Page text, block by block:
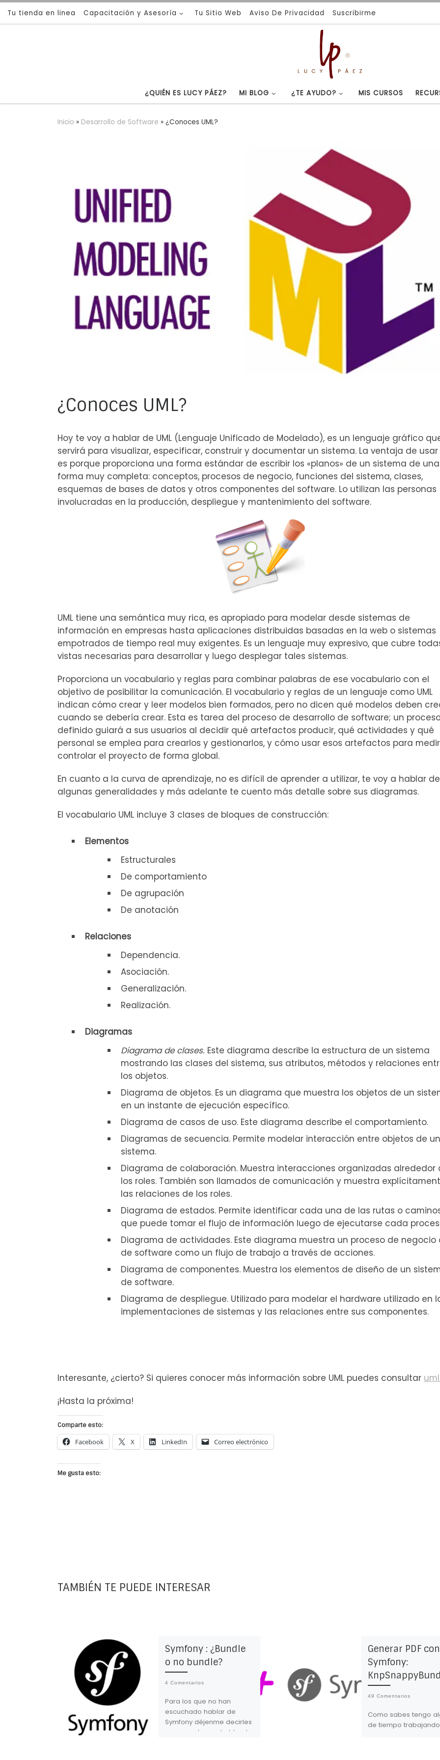
Saltar al contenido
Tu tienda en linea Capacitación y Asesoría Tu Sitio Web Aviso De Privacidad Suscribirme
¿QUIÉN ES LUCY PÁEZ? MI BLOG ¿TE AYUDO? MIS CURSOS
Inicio » Desarrollo de Software » ¿Conoces UML?
¿Conoces UML?
Hoy te voy a hablar de UML (Lenguaje Unificado de Modelado), es un lenguaje gráfico
servirá para visualizar, especificar, construir y documentar un sistema. La ventaja de usar
es porque proporciona una forma estándar de escribir los «planos» de un sistema de una
forma muy completa: conceptos, procesos de negocio, funciones del sistema, clases,
esquemas de bases de datos y otros componentes del software. Lo utilizan las personas
involucradas en la producción, despliegue y mantenimiento del software.
UML tiene una semántica muy rica, es apropiado para modelar desde sistemas de
información en empresas hasta aplicaciones distribuidas basadas en la web o sistemas
empotrados de tiempo real muy exigentes. Es un lenguaje muy expresivo, que cubre
vistas necesarias para desarrollar y luego desplegar tales sistemas.
Proporciona un vocabulario y reglas para combinar palabras de ese vocabulario con el
objetivo de posibilitar la comunicación. El vocabulario y reglas de un lenguaje como UML
indican cómo crear y leer modelos bien formados, pero no dicen qué modelos deben
cuando se debería crear. Esta es tarea del proceso de desarrollo de software; un
definido guiará a sus usuarios al decidir qué artefactos producir, qué actividades y qué
personal se emplea para crearlos y gestionarlos, y cómo usar esos artefactos para
controlar el proyecto de forma global.
En cuanto a la curva de aprendizaje, no es difícil de aprender a utilizar, te voy a hablar de
algunas generalidades y más adelante te cuento más detalle sobre sus diagramas.
El vocabulario UML incluye 3 clases de bloques de construcción:
Elementos
Estructurales
De comportamiento
De agrupación
De anotación
Relaciones
Dependencia.
Asociación.
Generalización.
Realización.
Diagramas
Diagrama de clases. Este diagrama describe la estructura de un sistema
mostrando las clases del sistema, sus atributos, métodos y relaciones
los objetos.
Diagrama de objetos. Es un diagrama que muestra los objetos de un
en un instante de ejecución específico.
Diagrama de casos de uso. Este diagrama describe el comportamiento.
Diagramas de secuencia. Permite modelar interacción entre objetos de un
sistema.
Diagrama de colaboración. Muestra interacciones organizadas alrededor
los roles. También son llamados de comunicación y muestra
las relaciones de los roles.
Diagrama de estados. Permite identificar cada una de las rutas o
que puede tomar el flujo de información luego de ejecutarse cada
Diagrama de actividades. Este diagrama muestra un proceso de negocio
de software como un flujo de trabajo a través de acciones.
Diagrama de componentes. Muestra los elementos de diseño de un
de software.
Diagrama de despliegue. Utilizado para modelar el hardware utilizado en
implementaciones de sistemas y las relaciones entre sus componentes.
Interesante, ¿cierto? Si quieres conocer más información sobre UML puedes consultar
¡Hasta la próxima!
Comparte esto:
Facebook X LinkedIn Correo electrónico
Me gusta esto:
TAMBIÉN TE PUEDE INTERESAR
Symfony : ¿Bundle
o no bundle?
4 Comentarios
Para los que no han
escuchado hablar de
Symfony déjenme decirles
que no estamos hablando
Generar PDF con
Symfony:
49 Comentarios
Como sabes tengo
de tiempo